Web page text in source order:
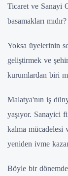
Ticaret ve Sanayi
basamakları mıdır?
Yoksa üyelerinin
geliştirmek ve
kurumlardan biri
Malatya'nın iş
yaşıyor. Sanayici
kalma mücadelesi
yeniden ivme
Böyle bir